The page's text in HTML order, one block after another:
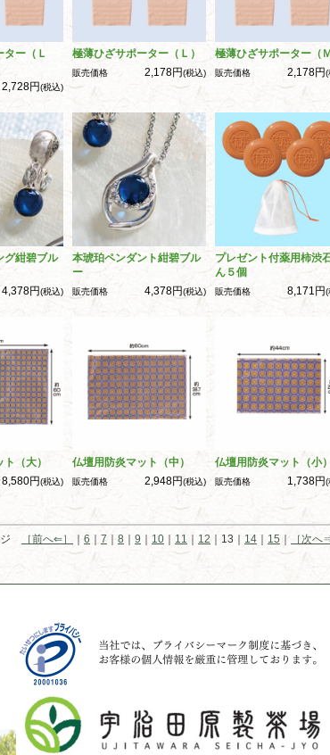
ター（Ｌ
2,728円(税込)
極薄ひざサポーター（Ｌ）
販売価格 2,178円(税込)
極薄ひざサポーター（Ｍ
販売価格 2,178円(
グ紺碧ブル
4,378円(税込)
本琥珀ペンダント紺碧ブル
ー
販売価格 4,378円(税込)
プレゼント付薬用柿渋
ん５個
販売価格 8,171円(
（大）
8,580円(税込)
仏壇用防炎マット（中）
販売価格 2,948円(税込)
仏壇用防炎マット（小）
販売価格 1,738円(
ジ ［前へ⇐］ 6 7 8 9 10 11 12｜13｜ 14 15 ［次へ